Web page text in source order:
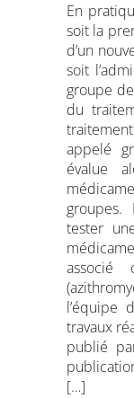
En
soit la
d’un
soit
groupe
du
appelé
évalue
tester
l’équipe
travaux
publié
[…]